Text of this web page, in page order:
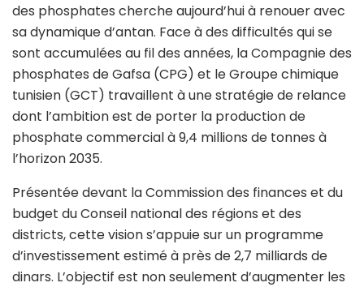
des phosphates cherche aujourd’hui à renouer avec
sa dynamique d’antan. Face à des difficultés qui se
sont accumulées au fil des années, la Compagnie des
phosphates de Gafsa (CPG) et le Groupe chimique
tunisien (GCT) travaillent à une stratégie de relance
dont l’ambition est de porter la production de
phosphate commercial à 9,4 millions de tonnes à
l’horizon 2035.
Présentée devant la Commission des finances et du
budget du Conseil national des régions et des
districts, cette vision s’appuie sur un programme
d’investissement estimé à près de 2,7 milliards de
dinars. L’objectif est non seulement d’augmenter les